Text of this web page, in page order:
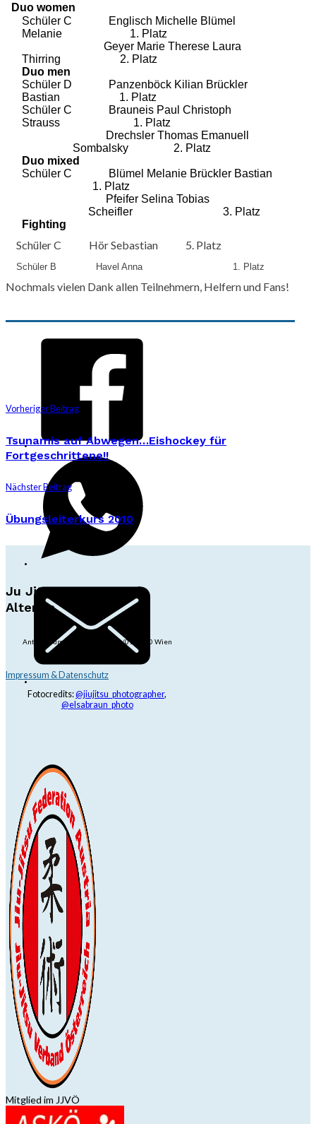
Duo women
Schüler C
Englisch Michelle Blümel
Melanie
1. Platz
Geyer Marie Therese Laura
Thirring
2. Platz
Duo men
Schüler D
Panzenböck Kilian Brückler
Bastian
1. Platz
Schüler C
Brauneis Paul Christoph
Strauss
1. Platz
Drechsler Thomas Emanuell
Sombalsky
2. Platz
Duo mixed
Schüler C
Blümel Melanie Brückler Bastian
1. Platz
Pfeifer Selina Tobias
Scheifler
3. Platz
Fighting
Schüler C Hör Sebastian 5. Platz
Schüler B Havel Anna 1. Platz
Nochmals vielen Dank allen Teilnehmern, Helfern und Fans!
Vorheriger Beitrag
Tsunamis auf Abwegen…Eishockey für
Fortgeschrittene!!
Nächster Beitrag
Übungsleiterkurs 2010
Ju Jitsu Ryu Tsunami
Alterlaa
Anton-Baumgartner-Str. 44/B8/01, 1230 Wien
Impressum & Datenschutz
Fotocredits:@jiujitsu_photographer,
@elsabraun_photo
Mitglied im JJVÖ